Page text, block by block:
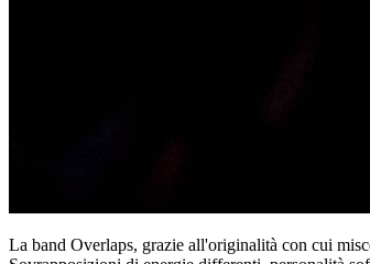
La band Overlaps, grazie all'originalità con cui